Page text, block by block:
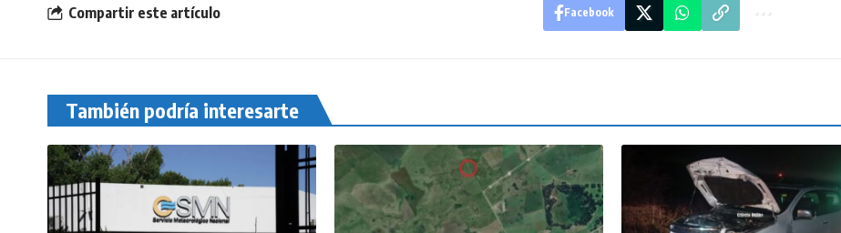
Compartir este artículo Facebook
También podría interesarte